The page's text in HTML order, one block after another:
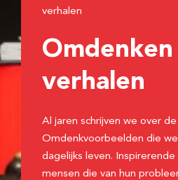
verhalen
Omdenken
verhalen
Al jaren schrijven we over
Omdenkvoorbeelden die
dagelijks leven. Inspirerende
mensen die van hun